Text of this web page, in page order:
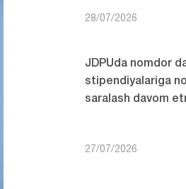
28/07/2026
JDPUda nomdor
stipendiyalariga
saralash davom
27/07/2026